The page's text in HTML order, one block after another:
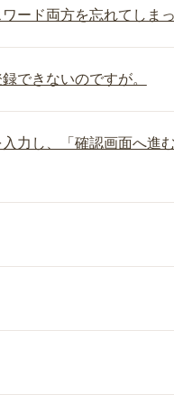
ード両方を忘れてしまっ
できないのですが。
力し、「確認画面へ進